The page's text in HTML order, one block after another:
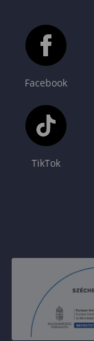
Facebook
TikTok